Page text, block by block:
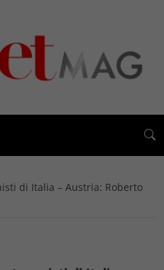
di Italia – Austria: Roberto